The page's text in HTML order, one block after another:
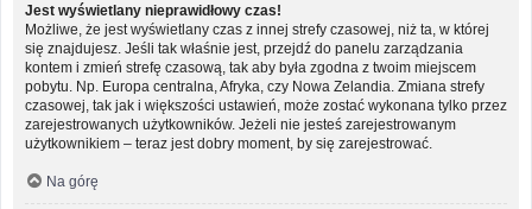
Jest wyświetlany nieprawidłowy czas!
Możliwe, że jest wyświetlany czas z innej strefy czasowej, niż ta, w której
się znajdujesz. Jeśli tak właśnie jest, przejdź do panelu zarządzania
kontem i zmień strefę czasową, tak aby była zgodna z twoim miejscem
pobytu. Np. Europa centralna, Afryka, czy Nowa Zelandia. Zmiana strefy
czasowej, tak jak i większości ustawień, może zostać wykonana tylko przez
zarejestrowanych użytkowników. Jeżeli nie jesteś zarejestrowanym
użytkownikiem – teraz jest dobry moment, by się zarejestrować.
Na górę